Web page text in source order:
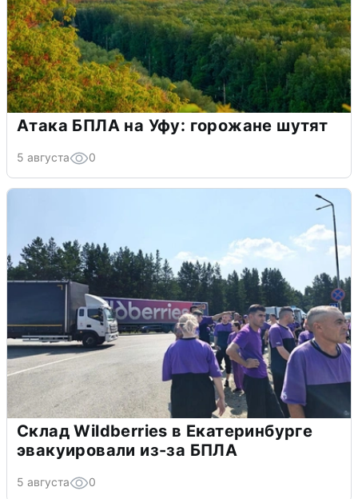
Атака БПЛА на Уфу: горожане шутят
5 августа 0
Склад Wildberries в Екатеринбурге
эвакуировали из-за БПЛА
5 августа 0